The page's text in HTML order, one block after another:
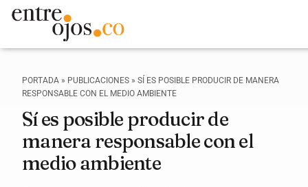
PORTADA » PUBLICACIONES » SÍ ES POSIBLE PRODUCIR DE MANERA
RESPONSABLE CON EL MEDIO AMBIENTE
Sí es posible producir de
manera responsable con el
medio ambiente